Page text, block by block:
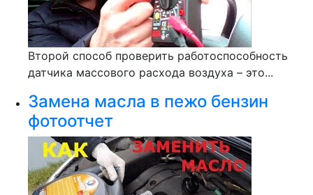
Второй способ проверить работоспособность
датчика массового расхода воздуха – это...
Замена масла в пежо бензин
фотоотчет